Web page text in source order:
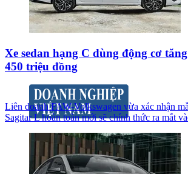
Xe sedan hạng C dùng động cơ
450 triệu đồng
Liên doanh FAW-Volkswagen vừa xác nhận
Sagitar L hoàn toàn mới sẽ chính thức ra mắt